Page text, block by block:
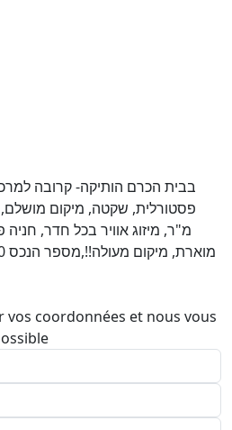
vos coordonnées et nous vous